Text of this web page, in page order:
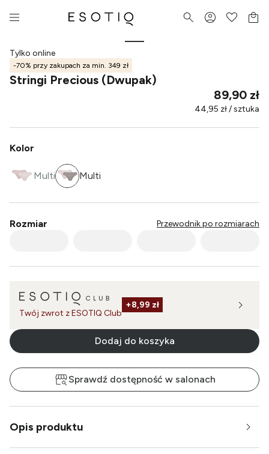
Tylko online
-70% przy zakupach za min. 349 zł
Stringi Precious (Dwupak)
89,90 zł
44,95 zł / sztuka
Kolor
Multi Multi
Rozmiar Przewodnik po rozmiarach
Twój zwrot z ESOTIQ Club
+8,99 zł
Dodaj do koszyka
Sprawdź dostępność w salonach
Opis produktu